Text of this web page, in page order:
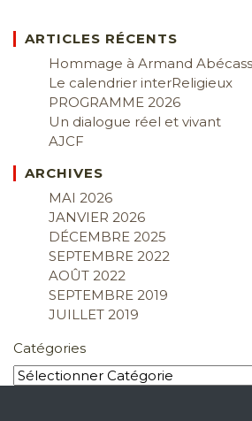
ARTICLES RÉCENTS
Hommage à Armand
Le calendrier interReligieux
PROGRAMME 2026
Un dialogue réel et vivant
AJCF
ARCHIVES
MAI 2026
JANVIER 2026
DÉCEMBRE 2025
SEPTEMBRE 2022
AOÛT 2022
SEPTEMBRE 2019
JUILLET 2019
Catégories